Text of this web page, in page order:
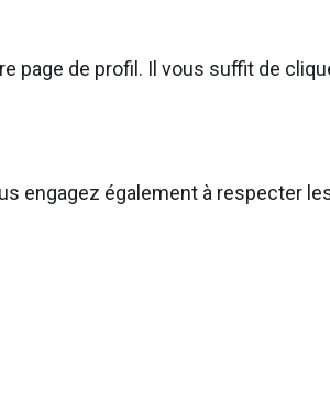
de profil. Il vous suffit de
engagez également à respecter